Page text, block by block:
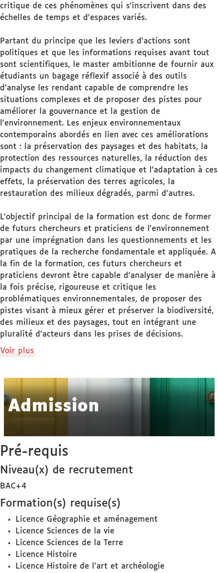
critique de ces phénomènes qui s'inscrivent dans des
échelles de temps et d'espaces variés.
Partant du principe que les leviers d'actions sont
politiques et que les informations requises avant tout
sont scientifiques, le master ambitionne de fournir aux
étudiants un bagage réflexif associé à des outils
d'analyse les rendant capable de comprendre les
situations complexes et de proposer des pistes pour
améliorer la gouvernance et la gestion de
l'environnement. Les enjeux environnementaux
contemporains abordés en lien avec ces améliorations
sont : la préservation des paysages et des habitats, la
protection des ressources naturelles, la réduction des
impacts du changement climatique et l'adaptation à ces
effets, la préservation des terres agricoles, la
restauration des milieux dégradés, parmi d'autres.
L'objectif principal de la formation est donc de former
de futurs chercheurs et praticiens de l'environnement
par une imprégnation dans les questionnements et les
pratiques de la recherche fondamentale et appliquée. A
la fin de la formation, ces futurs chercheurs et
praticiens devront être capable d'analyser de manière à
la fois précise, rigoureuse et critique les
problématiques environnementales, de proposer des
pistes visant à mieux gérer et préserver la biodiversité,
des milieux et des paysages, tout en intégrant une
pluralité d'acteurs dans les prises de décisions.
Voir plus
Admission
Pré-requis
Niveau(x) de recrutement
BAC+4
Formation(s) requise(s)
Licence Géographie et aménagement
Licence Sciences de la vie
Licence Sciences de la Terre
Licence Histoire
Licence Histoire de l'art et archéologie